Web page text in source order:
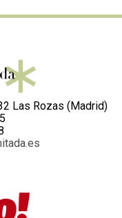
Las Rozas (Madrid)